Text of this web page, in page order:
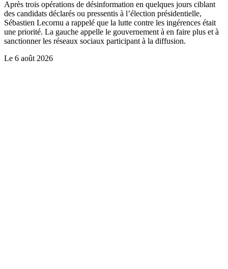
Après trois opérations de désinformation en quelques jours ciblant
des candidats déclarés ou pressentis à l’élection présidentielle,
Sébastien Lecornu a rappelé que la lutte contre les ingérences était
une priorité. La gauche appelle le gouvernement à en faire plus et à
sanctionner les réseaux sociaux participant à la diffusion.
Le 6 août 2026